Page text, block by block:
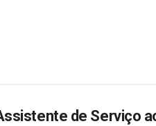
de Serviço